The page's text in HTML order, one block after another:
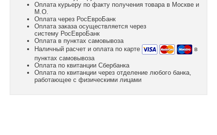
Оплата курьеру по факту получения товара в Москве и
М.О.
Оплата через РосЕвроБанк
Оплата заказа осуществляется через
систему РосЕвроБанк
Оплата в пунктах самовывоза
Наличный расчет и оплата по карте
в
пунктах самовывоза
Оплата по квитанции Сбербанка
Оплата по квитанции через отделение любого банка,
работающее с физическими лицами